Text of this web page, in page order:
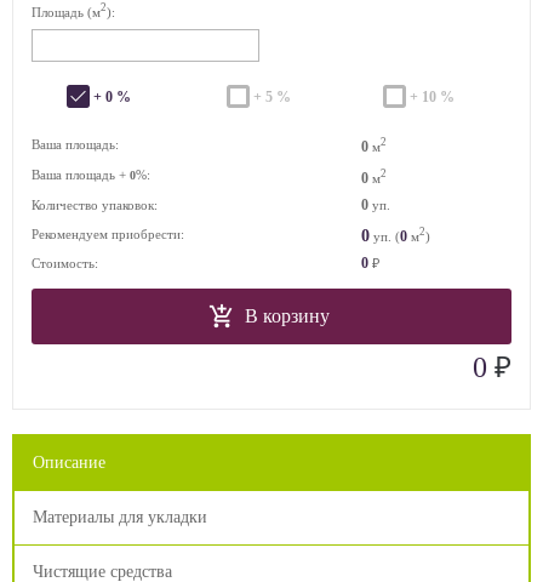
Площадь (м2):
+ 0 % + 5 % + 10 %
Ваша площадь: 0 м2
Ваша площадь + 0%: 0 м2
Количество упаковок: 0 уп.
Рекомендуем приобрести:
0 уп. (0 м2)
Стоимость:
0 ₽
В корзину
0 ₽
Описание
Материалы для укладки
Чистящие средства